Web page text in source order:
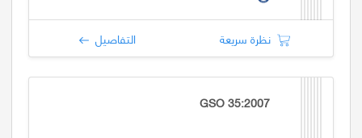
نظرة سريعة التفاصيل
GSO 35:2007